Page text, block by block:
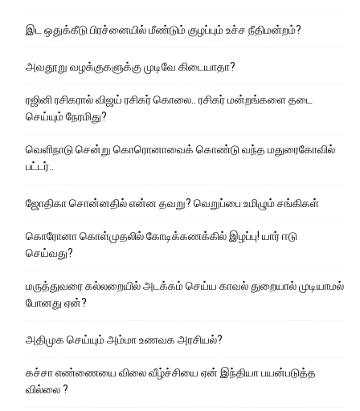
இட ஒதுக்கீடு பிரச்னையில் மீண்டும் குழப்பும் உச்ச நீதிமன்றம்?
அவதூறு வழக்குகளுக்கு முடிவே கிடையாதா?
ரஜினி ரசிகரால் விஜய் ரசிகர் கொலை.. ரசிகர் மன்றங்களை தடை
செய்யும் நேரமிது?
வெளிநாடு சென்று கொரொனாவைக் கொண்டு வந்த மதுரைகோவில்
பட்டர்..
ஜோதிகா சொன்னதில் என்ன தவறு? வெறுப்பை உமிழும் சங்கிகள்
கொரோனா கொள்முதலில் கோடிக்கணக்கில் இழப்பு! யார் ஈடு
செய்வது?
மருத்துவரை கல்லறையில் அடக்கம் செய்ய காவல் துறையால் முடியாமல்
போனது ஏன்?
அதிமுக செய்யும் அம்மா உணவக அரசியல்?
கச்சா எண்ணையை விலை வீழ்ச்சியை ஏன் இந்தியா பயன்படுத்த
வில்லை ?